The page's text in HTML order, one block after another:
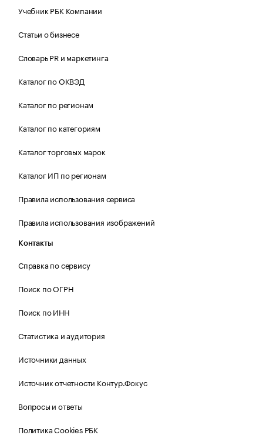
Учебник РБК Компании
Статьи о бизнесе
Словарь PR и маркетинга
Каталог по ОКВЭД
Каталог по регионам
Каталог по категориям
Каталог торговых марок
Каталог ИП по регионам
Правила использования сервиса
Правила использования изображений
Контакты
Справка по сервису
Поиск по ОГРН
Поиск по ИНН
Статистика и аудитория
Источники данных
Источник отчетности Контур.Фокус
Вопросы и ответы
Политика Cookies РБК